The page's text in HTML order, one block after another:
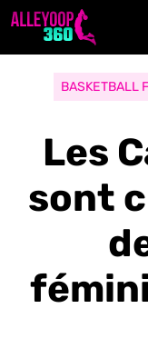
Aller
BASKETBALL
Les
sont